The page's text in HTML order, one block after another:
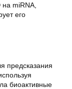
miRNA,
его
предсказания
биоактивные